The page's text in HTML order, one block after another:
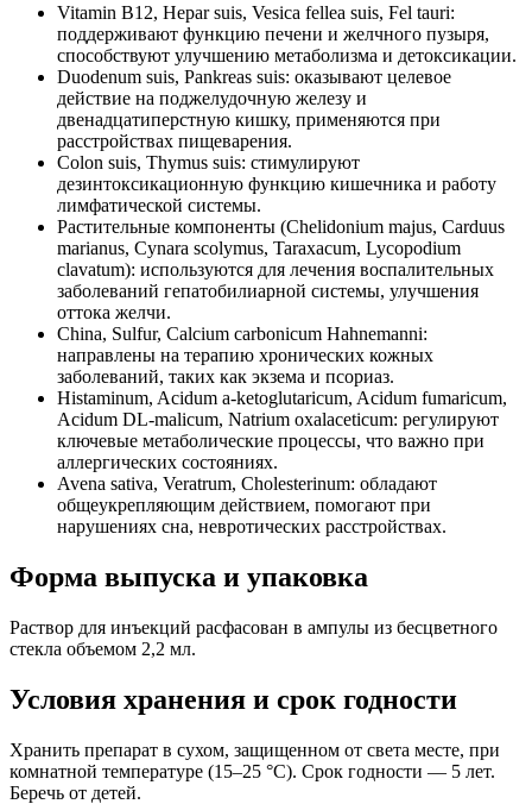
Vitamin B12, Hepar suis, Vesica fellea suis, Fel tauri:
поддерживают функцию печени и желчного пузыря,
способствуют улучшению метаболизма и детоксикации.
Duodenum suis, Pankreas suis: оказывают целевое
действие на поджелудочную железу и
двенадцатиперстную кишку, применяются при
расстройствах пищеварения.
Colon suis, Thymus suis: стимулируют
дезинтоксикационную функцию кишечника и работу
лимфатической системы.
Растительные компоненты (Chelidonium majus, Carduus
marianus, Cynara scolymus, Taraxacum, Lycopodium
clavatum): используются для лечения воспалительных
заболеваний гепатобилиарной системы, улучшения
оттока желчи.
China, Sulfur, Calcium carbonicum Hahnemanni:
направлены на терапию хронических кожных
заболеваний, таких как экзема и псориаз.
Histaminum, Acidum a-ketoglutaricum, Acidum fumaricum,
Acidum DL-malicum, Natrium oxalaceticum: регулируют
ключевые метаболические процессы, что важно при
аллергических состояниях.
Avena sativa, Veratrum, Cholesterinum: обладают
общеукрепляющим действием, помогают при
нарушениях сна, невротических расстройствах.
Форма выпуска и упаковка
Раствор для инъекций расфасован в ампулы из бесцветного
стекла объемом 2,2 мл.
Условия хранения и срок годности
Хранить препарат в сухом, защищенном от света месте, при
комнатной температуре (15–25 °C). Срок годности — 5 лет.
Беречь от детей.